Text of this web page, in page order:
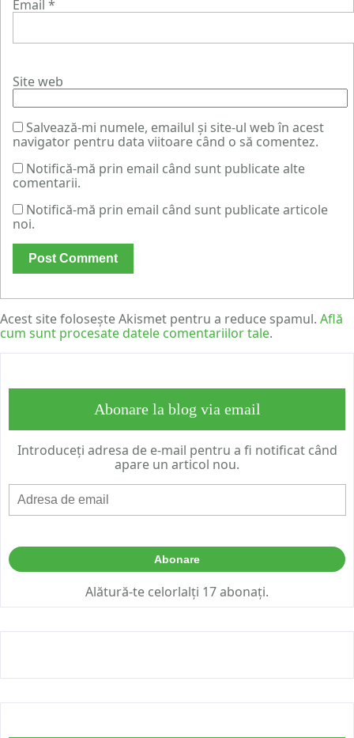
Email *
Site web
Salvează-mi numele, emailul și site-ul web în acest
navigator pentru data viitoare când o să comentez.
Notifică-mă prin email când sunt publicate alte
comentarii.
Notifică-mă prin email când sunt publicate articole
noi.
Acest site folosește Akismet pentru a reduce spamul. Află
cum sunt procesate datele comentariilor tale.
Abonare la blog via email
Introduceți adresa de e-mail pentru a fi notificat când
apare un articol nou.
Adresa
de
email
Abonare
Alătură-te celorlalți 17 abonați.